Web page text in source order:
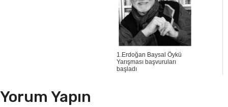
1.Erdoğan Baysal Öykü
Yarışması başvuruları
başladı
Yorum Yapın